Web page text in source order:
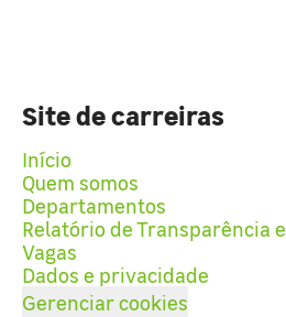
Site de carreiras
Início
Quem somos
Departamentos
Relatório de Transparência
Vagas
Dados e privacidade
Gerenciar cookies